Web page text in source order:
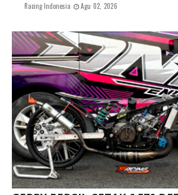
Racing Indonesia Agu 02, 2026